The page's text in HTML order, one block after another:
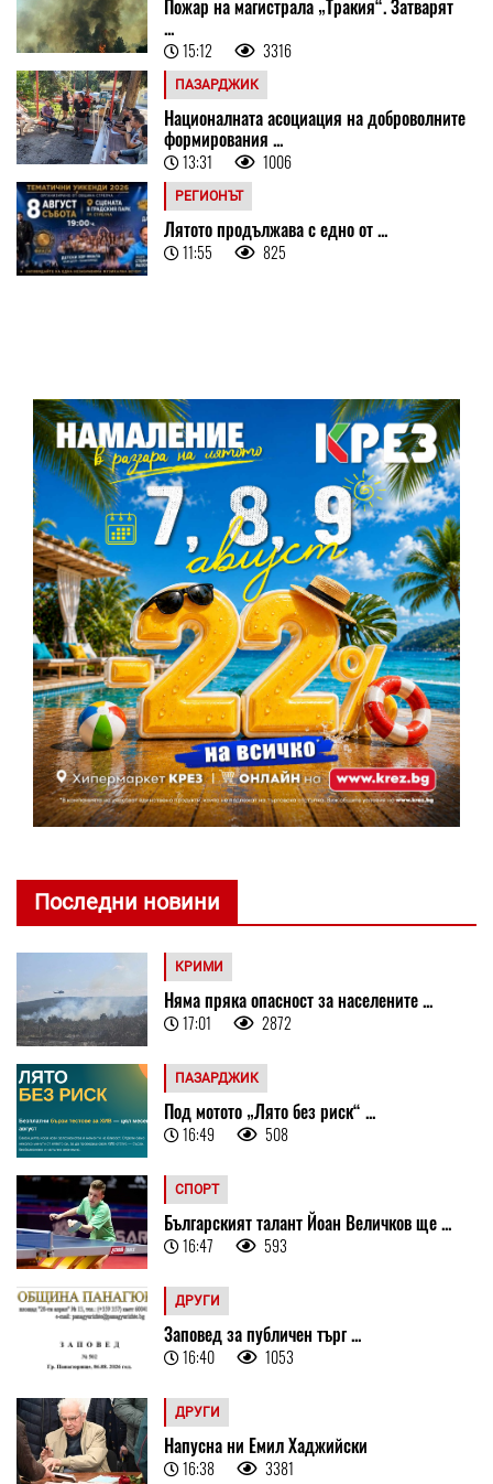
Пожар на магистрала „Тракия“. Затварят
...
15:12 3316
ПАЗАРДЖИК
Националната асоциация на доброволните
формирования ...
13:31 1006
РЕГИОНЪТ
Лятото продължава с едно от ...
11:55 825
Последни новини
КРИМИ
Няма пряка опасност за населените ...
17:01 2872
ПАЗАРДЖИК
Под мотото „Лято без риск“ ...
16:49 508
СПОРТ
Българският талант Йоан Величков ще ...
16:47 593
ДРУГИ
Заповед за публичен търг ...
16:40 1053
ДРУГИ
Напусна ни Емил Хаджийски
16:38 3381